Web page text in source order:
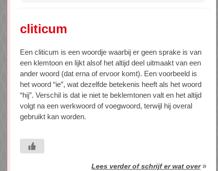
cliticum
Een cliticum is een woordje waarbij er geen sprake is van
een klemtoon en lijkt alsof het altijd deel uitmaakt van een
ander woord (dat erna of ervoor komt). Een voorbeeld is
het woord “ie”, wat dezelfde betekenis heeft als het woord
“hij”. Verschil is dat ie niet te beklemtonen valt en het altijd
volgt na een werkwoord of voegwoord, terwijl hij overal
gebruikt kan worden.
Lees verder of schrijf er wat over»